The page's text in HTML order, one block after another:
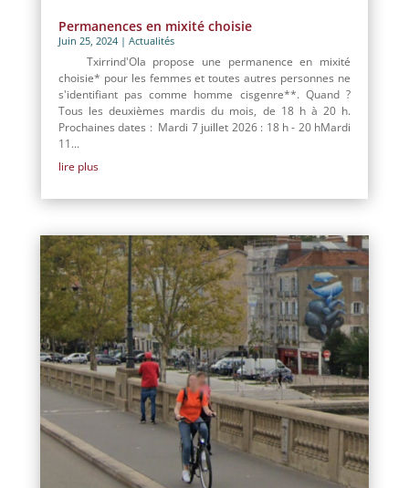
Permanences en mixité choisie
Juin 25, 2024| Actualités
Txirrind'Ola propose une permanence en mixité
choisie* pour les femmes et toutes autres personnes ne
s'identifiant pas comme homme cisgenre**. Quand ?
Tous les deuxièmes mardis du mois, de 18 h à 20 h.
Prochaines dates : Mardi 7 juillet 2026 : 18 h - 20 hMardi
11...
lire plus